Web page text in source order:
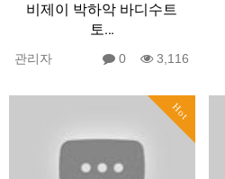
비제이 박하악 바디수트
토…
관리자 0 3,116
Hot